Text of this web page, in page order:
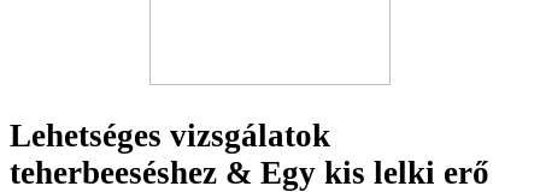
Lehetséges vizsgálatok
teherbeeséshez & Egy kis lelki erő